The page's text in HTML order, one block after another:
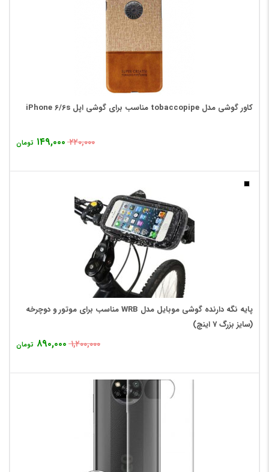
کاور گوشی مدل tobaccopipe مناسب برای گوشی اپل iPhone 6/6s
۲۲۰,۰۰۰ ۱۴۹,۰۰۰ تومان
پایه نگه دارنده گوشی موبایل مدل WRB مناسب برای موتور و دوچرخه
(سایز بزرگ 7 اینچ)
۱,۲۰۰,۰۰۰ ۸۹۰,۰۰۰ تومان